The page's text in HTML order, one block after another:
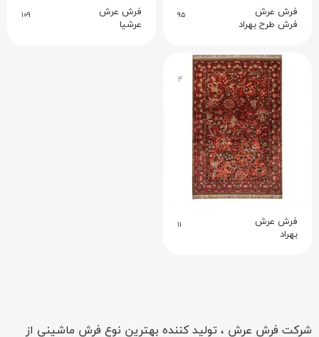
فرش عرش ۹۵
فرش طرح بهراد
فرش عرش ۱۰۹
عرشیا
۴
فرش عرش ۱۱
بهراد
شرکت فرش عرش ، تولید کننده بهترین نوع فرش ماشینی از